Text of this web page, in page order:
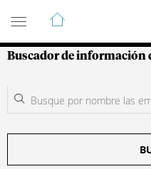
Guía de
Buscador de información